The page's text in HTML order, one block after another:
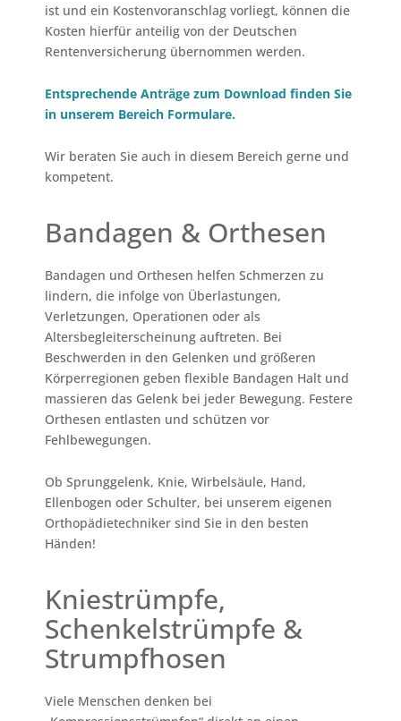
ist und ein Kostenvoranschlag vorliegt, können die
Kosten hierfür anteilig von der Deutschen
Rentenversicherung übernommen werden.
Entsprechende Anträge zum Download finden Sie
in unserem Bereich Formulare.
Wir beraten Sie auch in diesem Bereich gerne und
kompetent.
Bandagen & Orthesen
Bandagen und Orthesen helfen Schmerzen zu
lindern, die infolge von Überlastungen,
Verletzungen, Operationen oder als
Altersbegleiterscheinung auftreten. Bei
Beschwerden in den Gelenken und größeren
Körperregionen geben flexible Bandagen Halt und
massieren das Gelenk bei jeder Bewegung. Festere
Orthesen entlasten und schützen vor
Fehlbewegungen.
Ob Sprunggelenk, Knie, Wirbelsäule, Hand,
Ellenbogen oder Schulter, bei unserem eigenen
Orthopädietechniker sind Sie in den besten
Händen!
Kniestrümpfe,
Schenkelstrümpfe &
Strumpfhosen
Viele Menschen denken bei